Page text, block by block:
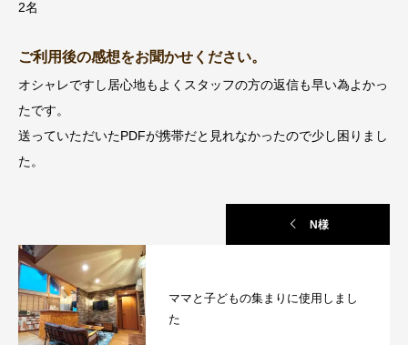
2名
ご利用後の感想をお聞かせください。
オシャレですし居心地もよくスタッフの方の返信も早い為よかっ
たです。
送っていただいたPDFが携帯だと見れなかったので少し困りまし
た。
N様
ママと子どもの集まりに使用しまし
た